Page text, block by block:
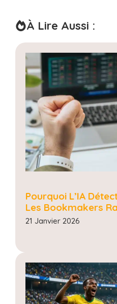
À Lire Aussi :
Pourquoi L’IA
Les Bookmakers
21 Janvier 2026